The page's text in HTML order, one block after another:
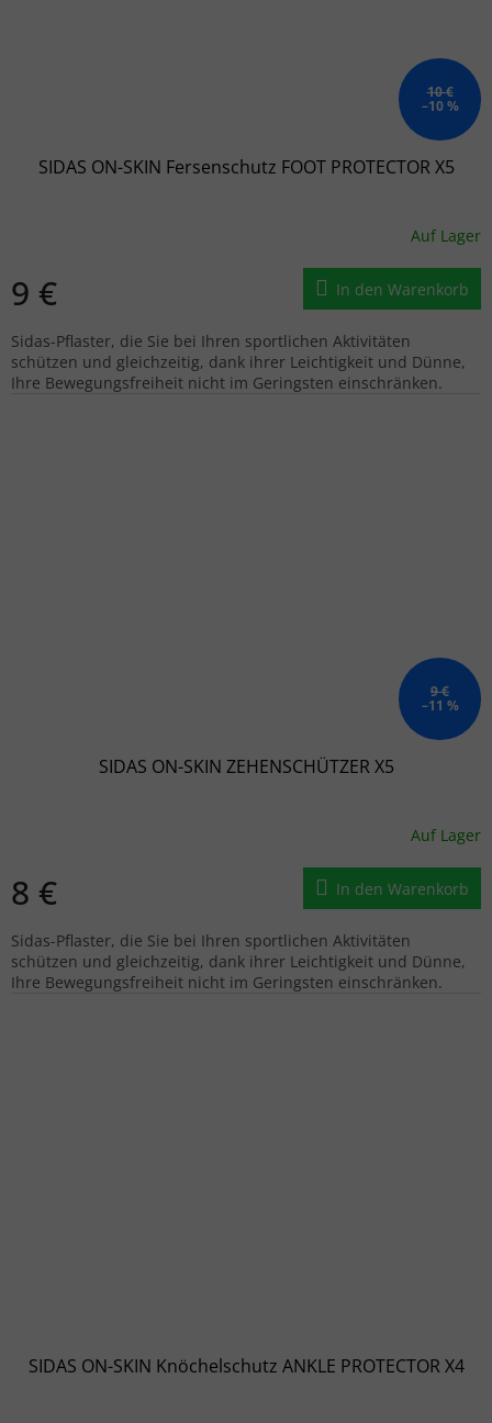
10 €
–10 %
SIDAS ON-SKIN Fersenschutz FOOT PROTECTOR X5
Auf Lager
9 € In den Warenkorb
Sidas-Pflaster, die Sie bei Ihren sportlichen Aktivitäten
schützen und gleichzeitig, dank ihrer Leichtigkeit und Dünne,
Ihre Bewegungsfreiheit nicht im Geringsten einschränken.
9 €
–11 %
SIDAS ON-SKIN ZEHENSCHÜTZER X5
Auf Lager
8 € In den Warenkorb
Sidas-Pflaster, die Sie bei Ihren sportlichen Aktivitäten
schützen und gleichzeitig, dank ihrer Leichtigkeit und Dünne,
Ihre Bewegungsfreiheit nicht im Geringsten einschränken.
SIDAS ON-SKIN Knöchelschutz ANKLE PROTECTOR X4